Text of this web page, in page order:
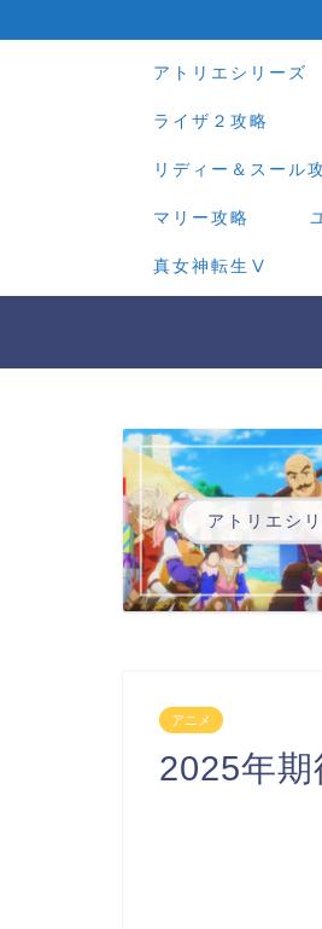
アトリエシリーズ
ライザ２攻略
リディー＆スール
マリー攻略
真女神転生Ⅴ
アトリエシ
アニメ
2025年